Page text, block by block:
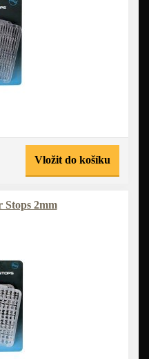
Vložit do košíku
Stops 2mm